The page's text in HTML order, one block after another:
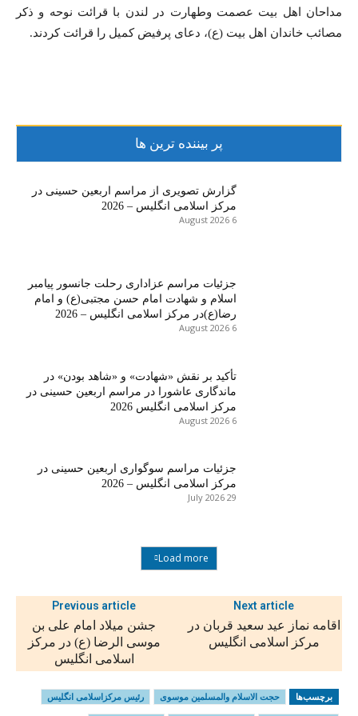
مداحان اهل بيت عصمت وطهارت در لندن با قرائت نوحه و ذکر
مصائب خاندان اهل بيت (ع)، دعای پرفیض کمیل را قرائت کردند.
پر بیننده ترین ها
گزارش تصویری از مراسم اربعین حسینی در
مرکز اسلامی انگلیس – 2026
6 August 2026
جزئیات مراسم عزاداری رحلت جانسور پیامبر
اسلام و شهادت امام حسن مجتبی(ع) و امام
رضا(ع)در مرکز اسلامی انگلیس – 2026
6 August 2026
تأکید بر نقش «شهادت» و «شاهد بودن» در
ماندگاری عاشورا در مراسم اربعین حسینی در
مرکز اسلامی انگلیس 2026
6 August 2026
جزئیات مراسم سوگواری اربعین حسینی در
مرکز اسلامی انگلیس – 2026
29 July 2026
Load more
Previous article
جشن میلاد امام علی بن
موسی الرضا (ع) در مرکز
اسلامی انگلیس
Next article
اقامه نماز عید سعید قربان در
مرکز اسلامی انگلیس
برچسب‌ها حجت الاسلام والمسلمین موسوی رئیس مرکزاسلامی انگلیس